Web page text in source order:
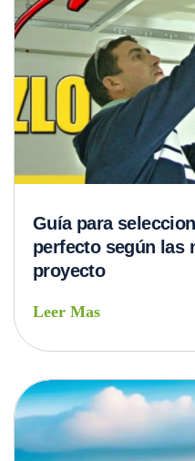
Guía para
perfecto según las
proyecto
Leer Mas